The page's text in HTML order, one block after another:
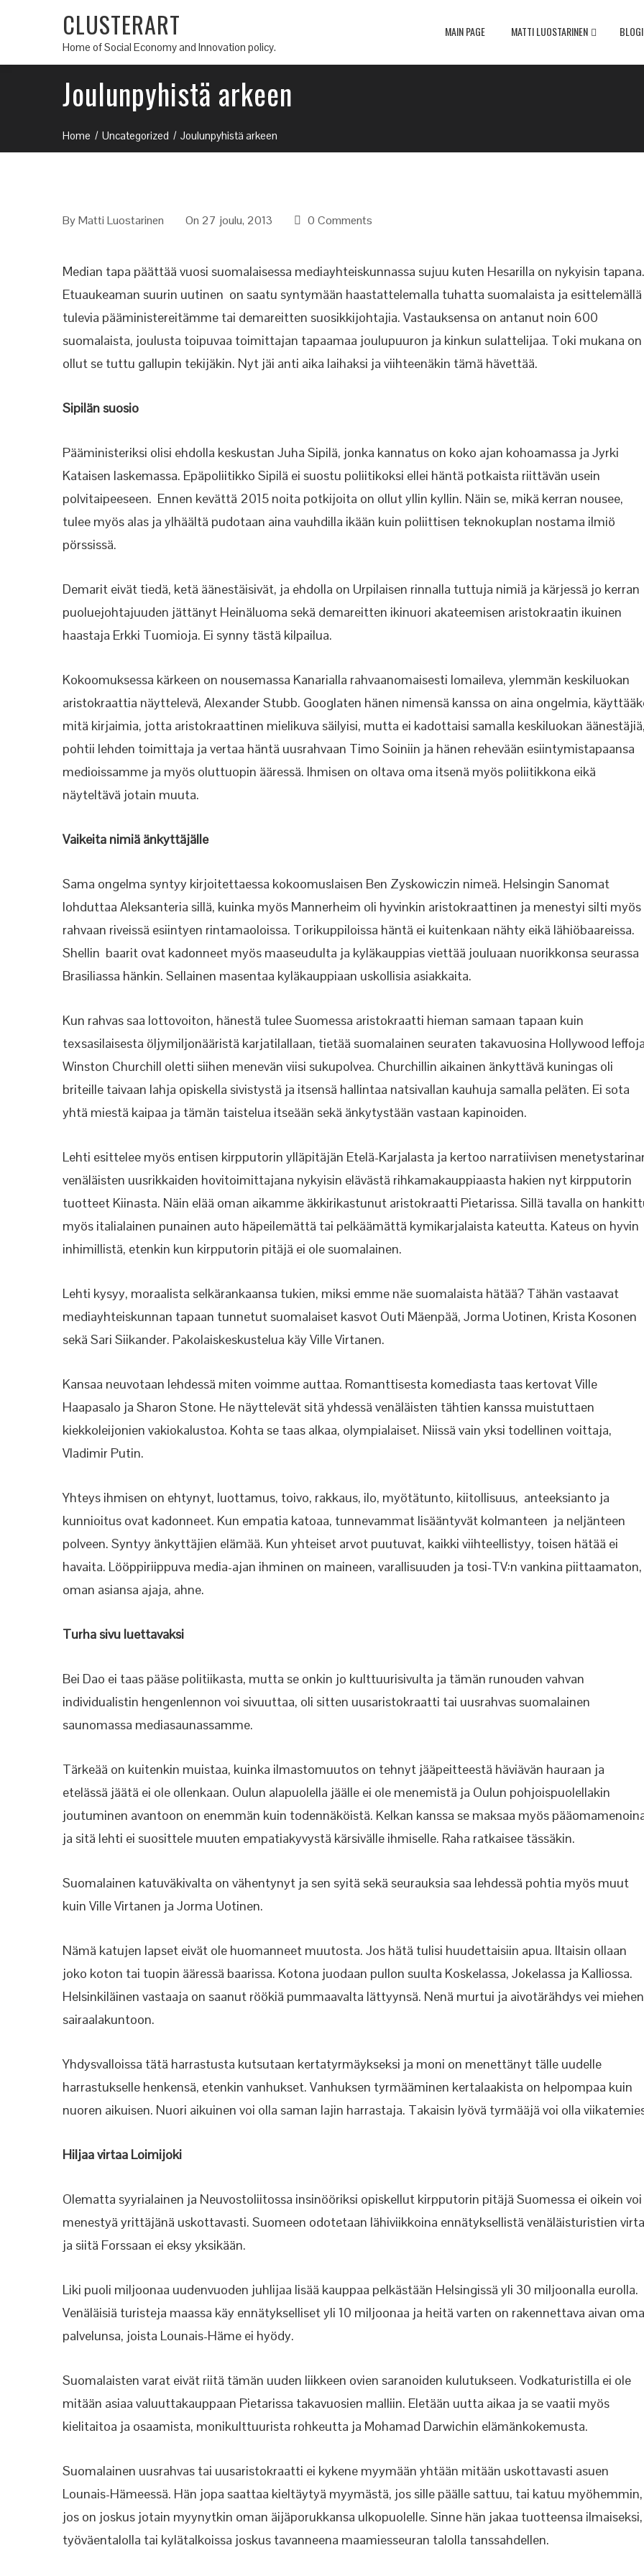
CLUSTERART
Home of Social Economy and Innovation policy.
MAIN PAGE MATTI LUOSTARINEN BLOGI
Joulunpyhistä arkeen
Home Uncategorized Joulunpyhistä arkeen
ByMatti Luostarinen On 27 joulu, 2013 0 Comments
Median tapa päättää vuosi suomalaisessa mediayhteiskunnassa sujuu kuten Hesarilla on nykyisin tapana.
Etuaukeaman suurin uutinen on saatu syntymään haastattelemalla tuhatta suomalaista ja esittelemällä
tulevia pääministereitämme tai demareitten suosikkijohtajia. Vastauksensa on antanut noin 600
suomalaista, joulusta toipuvaa toimittajan tapaamaa joulupuuron ja kinkun sulattelijaa. Toki mukana on
ollut se tuttu gallupin tekijäkin. Nyt jäi anti aika laihaksi ja viihteenäkin tämä hävettää.
Sipilän suosio
Pääministeriksi olisi ehdolla keskustan Juha Sipilä, jonka kannatus on koko ajan kohoamassa ja Jyrki
Kataisen laskemassa. Epäpoliitikko Sipilä ei suostu poliitikoksi ellei häntä potkaista riittävän usein
polvitaipeeseen. Ennen kevättä 2015 noita potkijoita on ollut yllin kyllin. Näin se, mikä kerran nousee,
tulee myös alas ja ylhäältä pudotaan aina vauhdilla ikään kuin poliittisen teknokuplan nostama ilmiö
pörssissä.
Demarit eivät tiedä, ketä äänestäisivät, ja ehdolla on Urpilaisen rinnalla tuttuja nimiä ja kärjessä jo kerran
puoluejohtajuuden jättänyt Heinäluoma sekä demareitten ikinuori akateemisen aristokraatin ikuinen
haastaja Erkki Tuomioja. Ei synny tästä kilpailua.
Kokoomuksessa kärkeen on nousemassa Kanarialla rahvaanomaisesti lomaileva, ylemmän keskiluokan
aristokraattia näyttelevä, Alexander Stubb. Googlaten hänen nimensä kanssa on aina ongelmia,
mitä kirjaimia, jotta aristokraattinen mielikuva säilyisi, mutta ei kadottaisi samalla keskiluokan
pohtii lehden toimittaja ja vertaa häntä uusrahvaan Timo Soiniin ja hänen rehevään esiintymistapaansa
medioissamme ja myös oluttuopin ääressä. Ihmisen on oltava oma itsenä myös poliitikkona eikä
näyteltävä jotain muuta.
Vaikeita nimiä änkyttäjälle
Sama ongelma syntyy kirjoitettaessa kokoomuslaisen Ben Zyskowiczin nimeä. Helsingin Sanomat
lohduttaa Aleksanteria sillä, kuinka myös Mannerheim oli hyvinkin aristokraattinen ja menestyi silti myös
rahvaan riveissä esiintyen rintamaoloissa. Torikuppiloissa häntä ei kuitenkaan nähty eikä lähiöbaareissa.
Shellin baarit ovat kadonneet myös maaseudulta ja kyläkauppias viettää jouluaan nuorikkonsa seurassa
Brasiliassa hänkin. Sellainen masentaa kyläkauppiaan uskollisia asiakkaita.
Kun rahvas saa lottovoiton, hänestä tulee Suomessa aristokraatti hieman samaan tapaan kuin
texsasilaisesta öljymiljonääristä karjatilallaan, tietää suomalainen seuraten takavuosina Hollywood
Winston Churchill oletti siihen menevän viisi sukupolvea. Churchillin aikainen änkyttävä kuningas oli
briteille taivaan lahja opiskella sivistystä ja itsensä hallintaa natsivallan kauhuja samalla peläten. Ei sota
yhtä miestä kaipaa ja tämän taistelua itseään sekä änkytystään vastaan kapinoiden.
Lehti esittelee myös entisen kirpputorin ylläpitäjän Etelä-Karjalasta ja kertoo narratiivisen
venäläisten uusrikkaiden hovitoimittajana nykyisin elävästä rihkamakauppiaasta hakien nyt kirpputorin
tuotteet Kiinasta. Näin elää oman aikamme äkkirikastunut aristokraatti Pietarissa. Sillä tavalla on
myös italialainen punainen auto häpeilemättä tai pelkäämättä kymikarjalaista kateutta. Kateus on hyvin
inhimillistä, etenkin kun kirpputorin pitäjä ei ole suomalainen.
Lehti kysyy, moraalista selkärankaansa tukien, miksi emme näe suomalaista hätää? Tähän vastaavat
mediayhteiskunnan tapaan tunnetut suomalaiset kasvot Outi Mäenpää, Jorma Uotinen, Krista Kosonen
sekä Sari Siikander. Pakolaiskeskustelua käy Ville Virtanen.
Kansaa neuvotaan lehdessä miten voimme auttaa. Romanttisesta komediasta taas kertovat Ville
Haapasalo ja Sharon Stone. He näyttelevät sitä yhdessä venäläisten tähtien kanssa muistuttaen
kiekkoleijonien vakiokalustoa. Kohta se taas alkaa, olympialaiset. Niissä vain yksi todellinen voittaja,
Vladimir Putin.
Yhteys ihmisen on ehtynyt, luottamus, toivo, rakkaus, ilo, myötätunto, kiitollisuus, anteeksianto ja
kunnioitus ovat kadonneet. Kun empatia katoaa, tunnevammat lisääntyvät kolmanteen ja neljänteen
polveen. Syntyy änkyttäjien elämää. Kun yhteiset arvot puutuvat, kaikki viihteellistyy, toisen hätää ei
havaita. Lööppiriippuva media-ajan ihminen on maineen, varallisuuden ja tosi-TV:n vankina piittaamaton,
oman asiansa ajaja, ahne.
Turha sivu luettavaksi
Bei Dao ei taas pääse politiikasta, mutta se onkin jo kulttuurisivulta ja tämän runouden vahvan
individualistin hengenlennon voi sivuuttaa, oli sitten uusaristokraatti tai uusrahvas suomalainen
saunomassa mediasaunassamme.
Tärkeää on kuitenkin muistaa, kuinka ilmastomuutos on tehnyt jääpeitteestä häviävän hauraan ja
etelässä jäätä ei ole ollenkaan. Oulun alapuolella jäälle ei ole menemistä ja Oulun pohjoispuolellakin
joutuminen avantoon on enemmän kuin todennäköistä. Kelkan kanssa se maksaa myös
ja sitä lehti ei suosittele muuten empatiakyvystä kärsivälle ihmiselle. Raha ratkaisee tässäkin.
Suomalainen katuväkivalta on vähentynyt ja sen syitä sekä seurauksia saa lehdessä pohtia myös muut
kuin Ville Virtanen ja Jorma Uotinen.
Nämä katujen lapset eivät ole huomanneet muutosta. Jos hätä tulisi huudettaisiin apua. Iltaisin ollaan
joko koton tai tuopin ääressä baarissa. Kotona juodaan pullon suulta Koskelassa, Jokelassa ja Kalliossa.
Helsinkiläinen vastaaja on saanut röökiä pummaavalta lättyynsä. Nenä murtui ja aivotärähdys vei miehen
sairaalakuntoon.
Yhdysvalloissa tätä harrastusta kutsutaan kertatyrmäykseksi ja moni on menettänyt tälle uudelle
harrastukselle henkensä, etenkin vanhukset. Vanhuksen tyrmääminen kertalaakista on helpompaa kuin
nuoren aikuisen. Nuori aikuinen voi olla saman lajin harrastaja. Takaisin lyövä tyrmääjä voi olla
Hiljaa virtaa Loimijoki
Olematta syyrialainen ja Neuvostoliitossa insinööriksi opiskellut kirpputorin pitäjä Suomessa ei oikein voi
menestyä yrittäjänä uskottavasti. Suomeen odotetaan lähiviikkoina ennätyksellistä venäläisturistien
ja siitä Forssaan ei eksy yksikään.
Liki puoli miljoonaa uudenvuoden juhlijaa lisää kauppaa pelkästään Helsingissä yli 30 miljoonalla eurolla.
Venäläisiä turisteja maassa käy ennätykselliset yli 10 miljoonaa ja heitä varten on rakennettava aivan
palvelunsa, joista Lounais-Häme ei hyödy.
Suomalaisten varat eivät riitä tämän uuden liikkeen ovien saranoiden kulutukseen. Vodkaturistilla ei ole
mitään asiaa valuuttakauppaan Pietarissa takavuosien malliin. Eletään uutta aikaa ja se vaatii myös
kielitaitoa ja osaamista, monikulttuurista rohkeutta ja Mohamad Darwichin elämänkokemusta.
Suomalainen uusrahvas tai uusaristokraatti ei kykene myymään yhtään mitään uskottavasti asuen
Lounais-Hämeessä. Hän jopa saattaa kieltäytyä myymästä, jos sille päälle sattuu, tai katuu myöhemmin,
jos on joskus jotain myynytkin oman äijäporukkansa ulkopuolelle. Sinne hän jakaa tuotteensa ilmaiseksi,
työväentalolla tai kylätalkoissa joskus tavanneena maamiesseuran talolla tanssahdellen.